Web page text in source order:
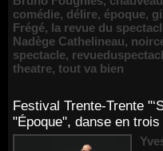
comédie, délire, époque,
Frégé, la revue du
Nadège Cathelineau,
spectacle,
theatre, tout va bien
Festival Trente-Trente
"Époque", danse en